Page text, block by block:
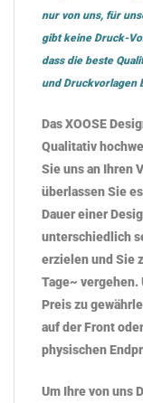
nur von uns, für
gibt keine Druck-
dass die beste
und Druckvorlagen
DasXOOSE
Qualitativ
Sie uns an Ihren
überlassen Sie
Dauer einer
unterschiedlich
erzielen und Sie
Tage~ vergehen.
Preis zu
auf der Front
physischen
Um Ihre von uns